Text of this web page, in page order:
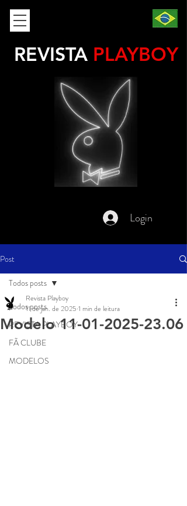
REVISTA PLAYBOY
Login
Post
Todos posts
REVISTA PLAYBOY
FÃ CLUBE
MODELOS
Todos posts
Modelo 11-01-2025-23.06
Revista Playboy
11 de jan. de 2025 1 min de leitura